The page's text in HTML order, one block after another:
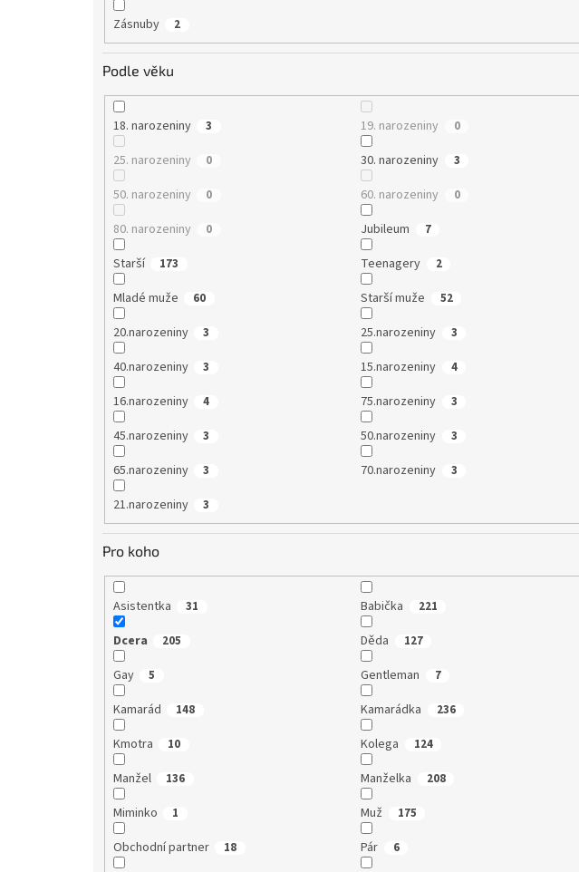
Zásnuby 2
Podle věku
18. narozeniny 3 19. narozeniny 0
25. narozeniny 0 30. narozeniny 3
50. narozeniny 0 60. narozeniny 0
80. narozeniny 0 Jubileum 7
Starší 173 Teenagery 2
Mladé muže 60 Starší muže 52
20.narozeniny 3 25.narozeniny 3
40.narozeniny 3 15.narozeniny 4
16.narozeniny 4 75.narozeniny 3
45.narozeniny 3 50.narozeniny 3
65.narozeniny 3 70.narozeniny 3
21.narozeniny 3
Pro koho
Asistentka 31 Babička 221
Dcera 205 Děda 127
Gay 5 Gentleman 7
Kamarád 148 Kamarádka 236
Kmotra 10 Kolega 124
Manžel 136 Manželka 208
Miminko 1 Muž 175
Obchodní partner 18 Pár 6